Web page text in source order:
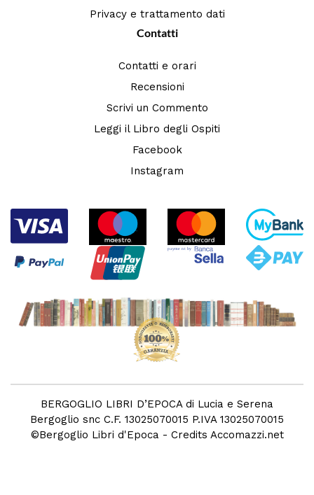
Privacy e trattamento dati
Contatti
Contatti e orari
Recensioni
Scrivi un Commento
Leggi il Libro degli Ospiti
Facebook
Instagram
BERGOGLIO LIBRI D’EPOCA di Lucia e Serena
Bergoglio snc C.F. 13025070015 P.IVA 13025070015
©Bergoglio Libri d'Epoca - Credits Accomazzi.net